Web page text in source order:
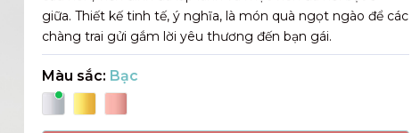
giữa. Thiết kế tinh tế, ý nghĩa, là món quà ngọt ngào để các
chàng trai gửi gắm lời yêu thương đến bạn gái.
Màu sắc: Bạc